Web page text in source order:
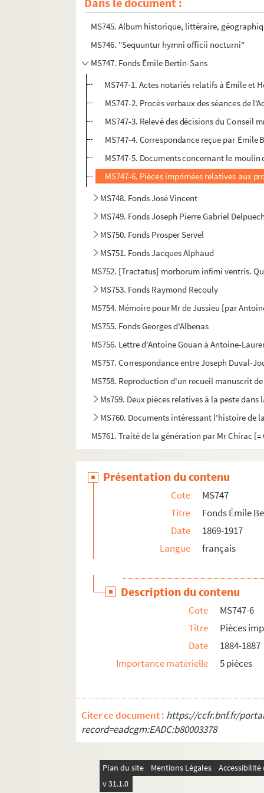
MS744. Une soirée à Notre-Dame-de-la-Garde
MS745. Album historique, littéraire,
MS746. "Sequuntur hymni officii nocturni"
MS747. Fonds Émile Bertin-Sans
MS747-1. Actes notariés relatifs à Émile et
MS747-2. Procès verbaux des séances de
MS747-3. Relevé des décisions du Conseil
MS747-4. Correspondance reçue par
MS747-5. Documents concernant le moulin
MS747-6. Pièces imprimées relatives aux
MS748. Fonds José Vincent
MS749. Fonds Joseph Pierre Gabriel
MS750. Fonds Prosper Servel
MS751. Fonds Jacques Alphaud
MS752. [Tractatus] morborum infimi ventris.
MS753. Fonds Raymond Recouly
MS754. Mémoire pour Mr de Jussieu [par
MS755. Fonds Georges d'Albenas
MS756. Lettre d'Antoine Gouan à Antoine-
MS757. Correspondance entre Joseph Duval-
MS758. Reproduction d'un recueil manuscrit
Ms759. Deux pièces relatives à la peste
MS760. Documents intéressant l'histoire de
MS761. Traité de la génération par Mr Chirac
Présentation du contenu
Cote
MS747
Titre
Fonds Émile
Date
1869-1917
Langue
français
Description du contenu
Cote
MS747-6
Titre
Pièces
Date
1884-1887
Importance matérielle
5 pièces
Citer ce document : https://ccfr.bnf.fr/
record=eadcgm:EADC:b80003378
Plan du site Mentions Légales
v 31.1.0